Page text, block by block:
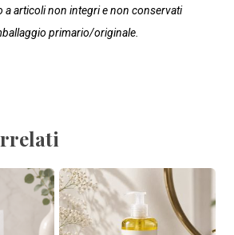
a articoli non integri e non conservati
primario/originale.